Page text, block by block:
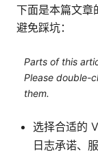
下面是本篇文章
避免踩坑：
Parts of this
Please double-
them.
选择合适的
日志承诺、